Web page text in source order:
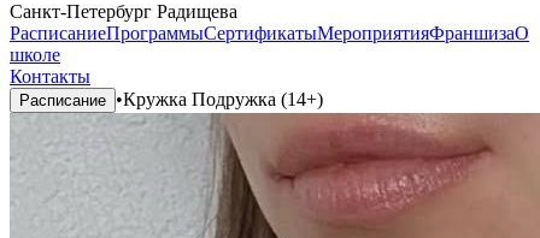
Санкт-Петербург Радищева
РасписаниеПрограммыСертификатыМероприятияФраншизаО
школе
Контакты
Расписание •Кружка Подружка (14+)